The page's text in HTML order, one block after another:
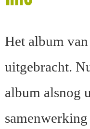
Het album
uitgebracht.
album alsnog